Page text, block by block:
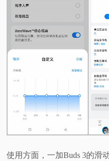
使用方面，一加Buds 3的滑